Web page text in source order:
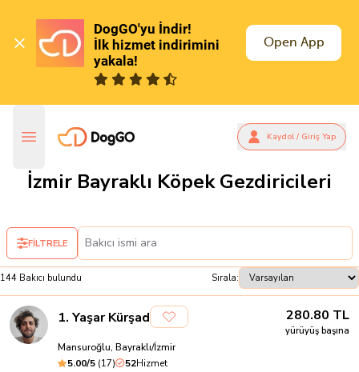
DogGO'yu İndir!
İlk hizmet indirimini
yakala!
Open App
Kaydol / Giriş Yap
İzmir Bayraklı Köpek Gezdiricileri
FİLTRELE
144 Bakıcı bulundu Sırala:
1. Yaşar Kürşad 280.80 TL
yürüyüş başına
Mansuroğlu, Bayraklı/İzmir
5.00/5 (17) 52Hizmet